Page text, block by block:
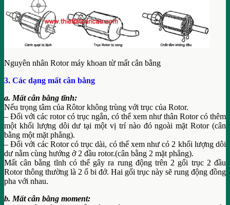
Nguyên nhân Rotor máy khoan từ mất cân bằng
3. Các dạng mất cân bằng
a. Mất cân bằng tĩnh:
Nếu trọng tâm của Rôtor không trùng với trục của Rotor.
– Đối với các rotor có trục ngắn, có thể xem như thân Rotor có thêm
một khối lượng dôi dư tại một vị trí nào đó ngoài mặt Rotor (cân
bằng một mặt phẳng).
– Đối với các Rotor có trục dài, có thể xem như có 2 khối lượng dôi
dư nằm cùng hướng ở 2 đầu rotor.(cân bằng 2 mặt phẳng).
Mất cân bằng tĩnh có thể gây ra rung động trên 2 gối trục 2 đầu
Rotor thông thường là 2 ổ bi đở. Hai gối trục này sẽ rung động đồng
pha với nhau.
b. Mất cân bằng moment: